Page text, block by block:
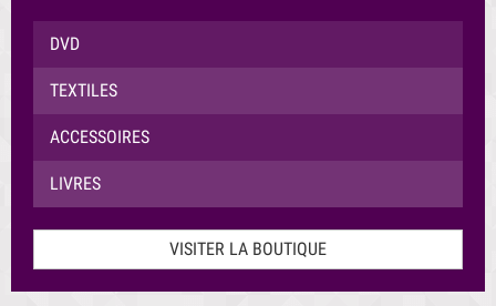
DVD
TEXTILES
ACCESSOIRES
LIVRES
VISITER LA BOUTIQUE